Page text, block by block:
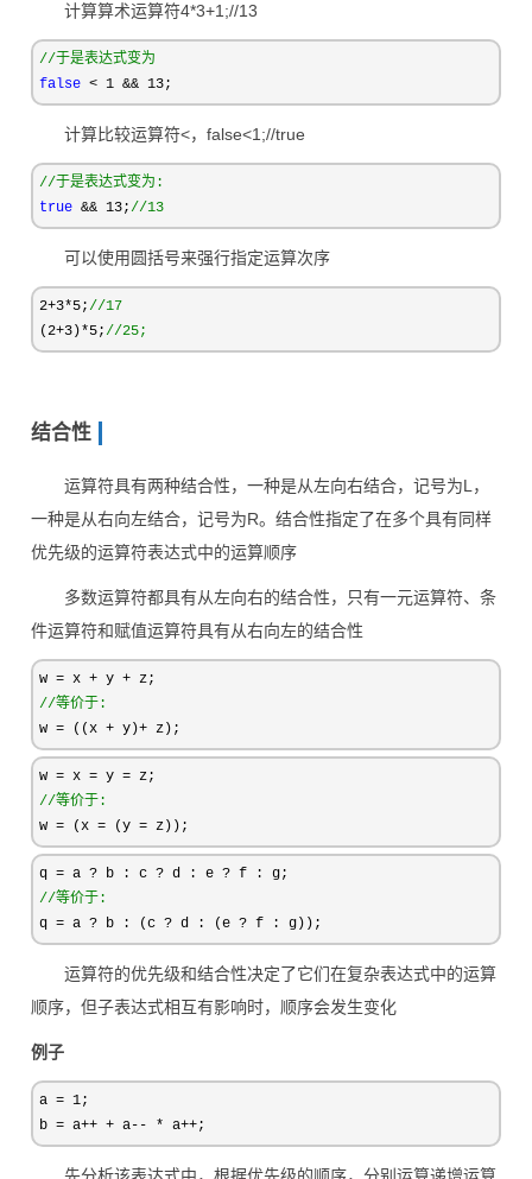
计算算术运算符4*3+1;//13
//于是表达式变为
false < 1 && 13;
计算比较运算符<，false<1;//true
//于是表达式变为:
true && 13;//13
可以使用圆括号来强行指定运算次序
2+3*5;//17
(2+3)*5;//25;
结合性
运算符具有两种结合性，一种是从左向右结合，记号为L，
一种是从右向左结合，记号为R。结合性指定了在多个具有同样
优先级的运算符表达式中的运算顺序
多数运算符都具有从左向右的结合性，只有一元运算符、条
件运算符和赋值运算符具有从右向左的结合性
w = x + y +
//等价于:
w = ((x + y)+ z);
w = x = y =
//等价于:
w = (x = (y = z));
q = a ? b : c ? d : e ?
//等价于:
q = a ? b : (c ? d : (e ? f : g));
运算符的优先级和结合性决定了它们在复杂表达式中的运算
顺序，但子表达式相互有影响时，顺序会发生变化
例子
a = 1;
b = a++ + a-- * a++;